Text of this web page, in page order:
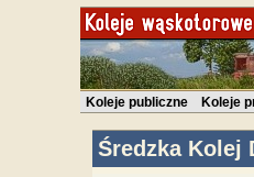
Koleje publiczne Koleje
Średzka Kolej